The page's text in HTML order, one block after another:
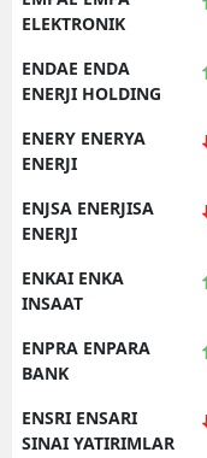
ELEKTRONIK
ENDAE ENDA
ENERJI HOLDING
ENERY ENERYA
ENERJI
ENJSA ENERJISA
ENERJI
ENKAI ENKA
INSAAT
ENPRA ENPARA
BANK
ENSRI ENSARI
SINAI YATIRIMLAR